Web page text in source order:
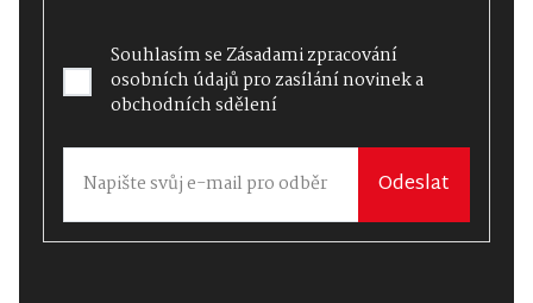
Souhlasím seZásadami zpracování
osobních údajůpro zasílání novinek a
obchodních sdělení
Odeslat